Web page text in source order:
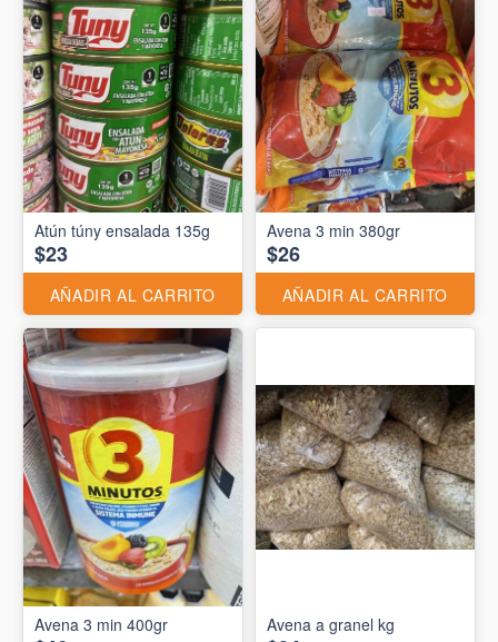
Atún túny ensalada 135g
$23
AÑADIR AL CARRITO
Avena 3 min 380gr
$26
AÑADIR AL CARRITO
Avena 3 min 400gr Avena a granel kg